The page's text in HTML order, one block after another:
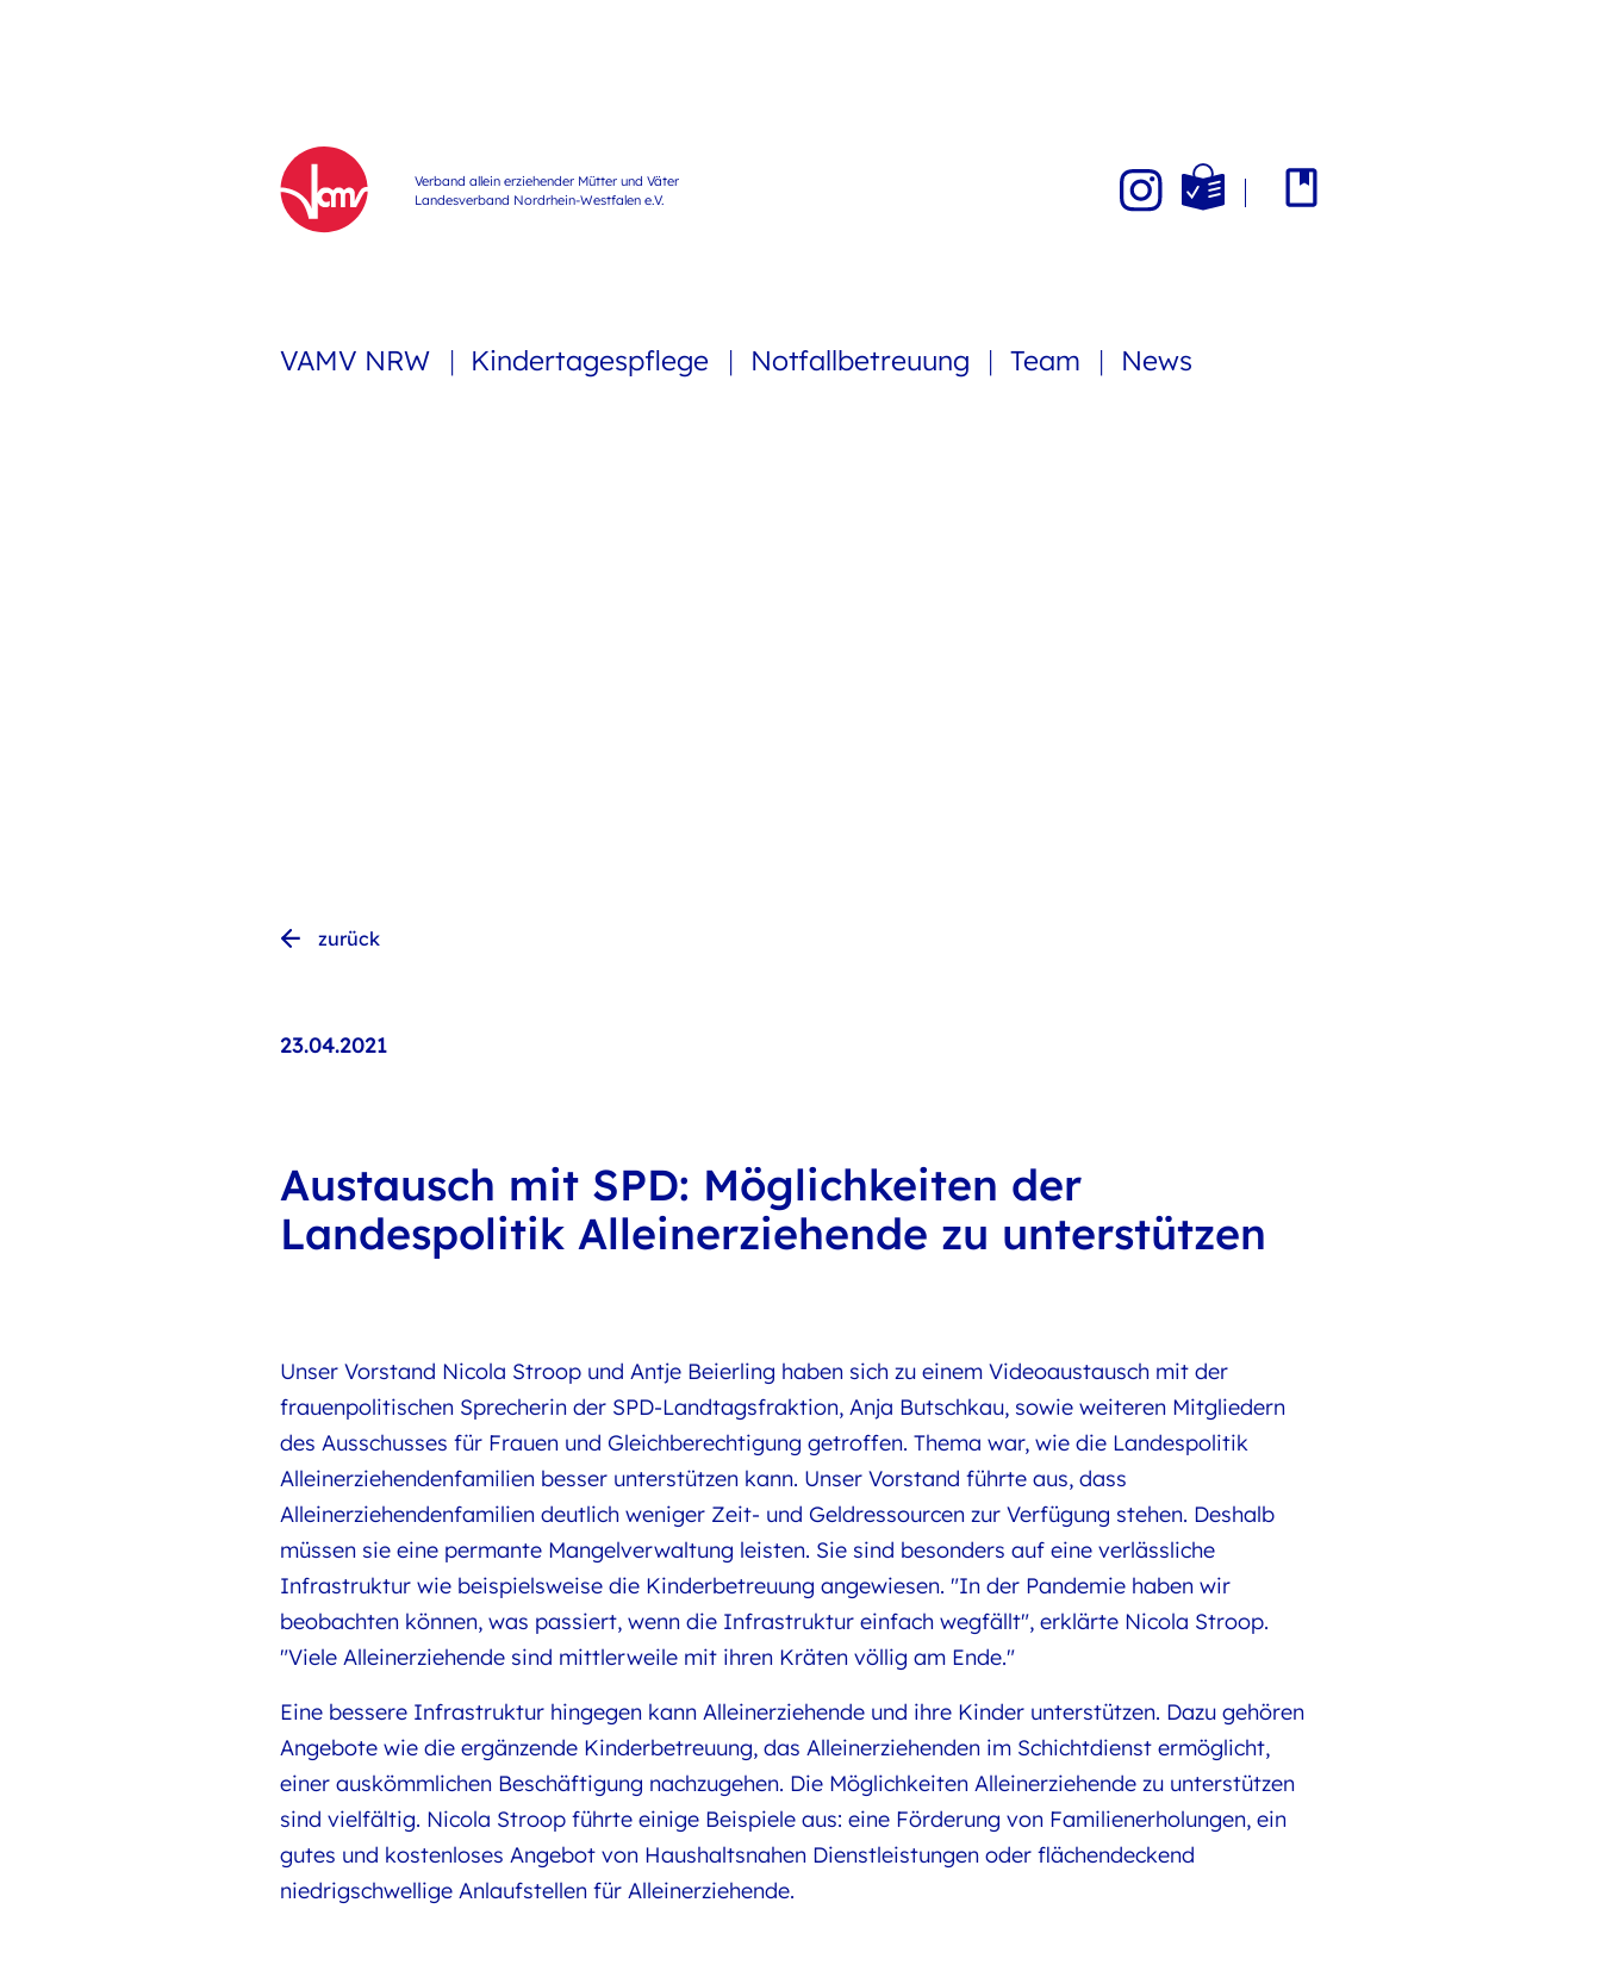
Verband allein erziehender Mütter und Väter
Landesverband Nordrhein-Westfalen e.V.
VAMV NRW Kindertagespflege Notfallbetreuung Team News
zurück
23.04.2021
Austausch mit SPD: Möglichkeiten der
Landespolitik Alleinerziehende zu unterstützen
Unser Vorstand Nicola Stroop und Antje Beierling haben sich zu einem Videoaustausch mit der
frauenpolitischen Sprecherin der SPD-Landtagsfraktion, Anja Butschkau, sowie weiteren Mitgliedern
des Ausschusses für Frauen und Gleichberechtigung getroffen. Thema war, wie die Landespolitik
Alleinerziehendenfamilien besser unterstützen kann. Unser Vorstand führte aus, dass
Alleinerziehendenfamilien deutlich weniger Zeit- und Geldressourcen zur Verfügung stehen. Deshalb
müssen sie eine permante Mangelverwaltung leisten. Sie sind besonders auf eine verlässliche
Infrastruktur wie beispielsweise die Kinderbetreuung angewiesen. "In der Pandemie haben wir
beobachten können, was passiert, wenn die Infrastruktur einfach wegfällt", erklärte Nicola Stroop.
"Viele Alleinerziehende sind mittlerweile mit ihren Kräten völlig am Ende."
Eine bessere Infrastruktur hingegen kann Alleinerziehende und ihre Kinder unterstützen. Dazu gehören
Angebote wie die ergänzende Kinderbetreuung, das Alleinerziehenden im Schichtdienst ermöglicht,
einer auskömmlichen Beschäftigung nachzugehen. Die Möglichkeiten Alleinerziehende zu unterstützen
sind vielfältig. Nicola Stroop führte einige Beispiele aus: eine Förderung von Familienerholungen, ein
gutes und kostenloses Angebot von Haushaltsnahen Dienstleistungen oder flächendeckend
niedrigschwellige Anlaufstellen für Alleinerziehende.